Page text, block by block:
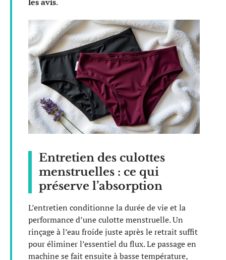
Entretien des culottes
menstruelles : ce qui
préserve l’absorption
L’entretien conditionne la durée de vie et la
performance d’une culotte menstruelle. Un
rinçage à l’eau froide juste après le retrait suffit
pour éliminer l’essentiel du flux. Le passage en
machine se fait ensuite à basse température,